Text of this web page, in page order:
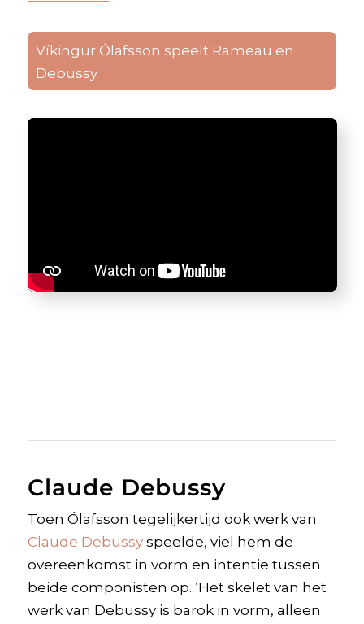
Víkingur Ólafsson speelt Rameau en
Debussy
Claude Debussy
Toen Ólafsson tegelijkertijd ook werk van
Claude Debussyspeelde, viel hem de
overeenkomst in vorm en intentie tussen
beide componisten op. ‘Het skelet van het
werk van Debussy is barok in vorm, alleen